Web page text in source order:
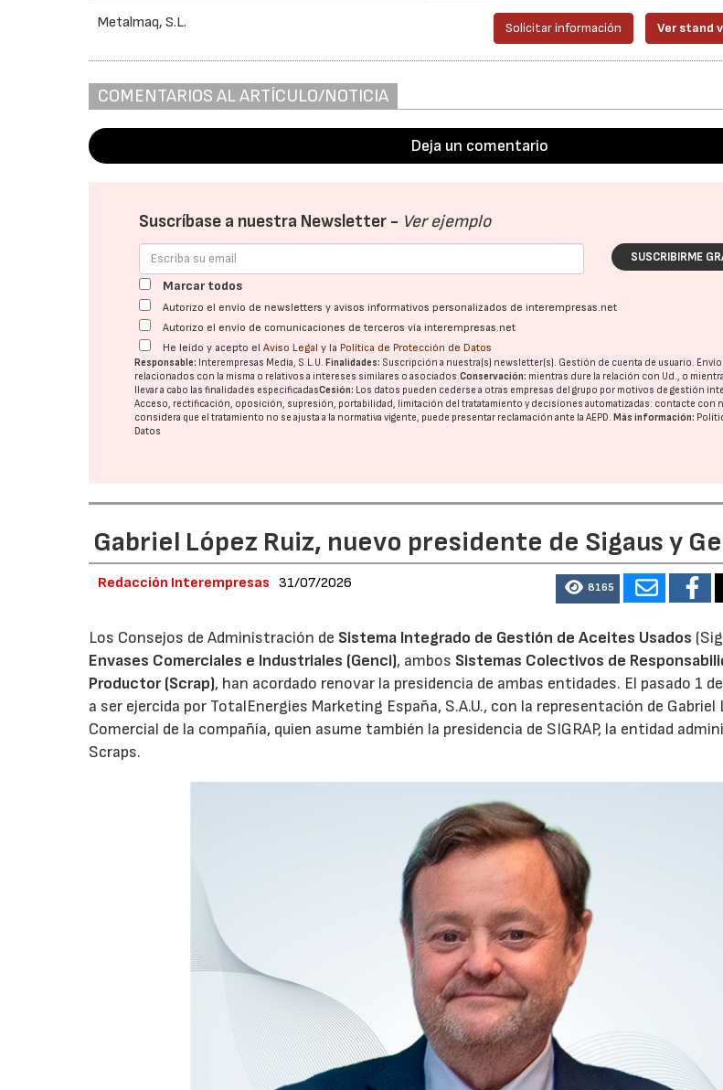
Metalmaq, S.L. Solicitar información Ver stand
COMENTARIOS AL ARTÍCULO/NOTICIA
Deja un comentario
Suscríbase a nuestra Newsletter - Ver ejemplo
SUSCRIBIRME
Marcar todos
Autorizo el envío de newsletters y avisos informativos personalizados de interempresas.net
Autorizo el envío de comunicaciones de terceros vía interempresas.net
He leído y acepto elAviso Legal y la Política de Protección de Datos
Responsable: Interempresas Media, S.L.U.Finalidades: Suscripción a nuestra(s) newsletter(s). Gestión de cuenta de usuario. Envío
relacionados con la misma o relativos a intereses similares o asociados.Conservación: mientras dure la relación con Ud., o
llevar a cabo las finalidades especificadasCesión: Los datos pueden cederse a otras empresas del grupo por motivos de gestión
Acceso, rectificación, oposición, supresión, portabilidad, limitación del tratatamiento y decisiones automatizadas: contacte con
considera que el tratamiento no se ajusta a la normativa vigente, puede presentar reclamación ante laAEPD.Más información:
Datos
Gabriel López Ruiz, nuevo presidente de Sigaus y
Redacción Interempresas 31/07/2026 8165
Los Consejos de Administración de Sistema Integrado de Gestión de Aceites Usados
Envases Comerciales e Industriales (Genci), ambos Sistemas Colectivos de
Productor (Scrap), han acordado renovar la presidencia de ambas entidades. El pasado 1
a ser ejercida por TotalEnergies Marketing España, S.A.U., con la representación de
Comercial de la compañía, quien asume también la presidencia de SIGRAP, la entidad
Scraps.
28/07/2026